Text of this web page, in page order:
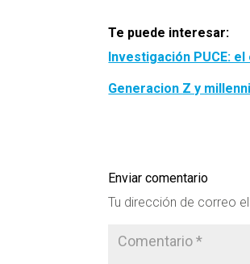
Te puede interesar:
Investigación PUCE:
Generacion Z y
Enviar comentario
Tu dirección de correo